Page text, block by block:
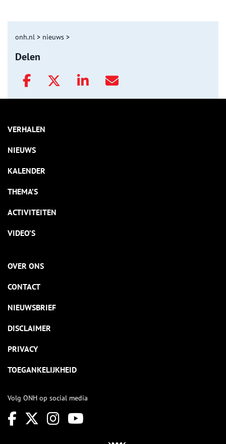
onh.nl > nieuws >
Delen
VERHALEN
NIEUWS
KALENDER
THEMA’S
ACTIVITEITEN
VIDEO’S
OVER ONS
CONTACT
NIEUWSBRIEF
DISCLAIMER
PRIVACY
TOEGANKELIJKHEID
Volg ONH op social media